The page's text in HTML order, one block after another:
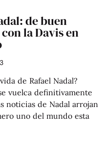
de buen
la Davis en
de Rafael Nadal?
vuelca definitivamente
noticias de Nadal arrojan
uno del mundo esta